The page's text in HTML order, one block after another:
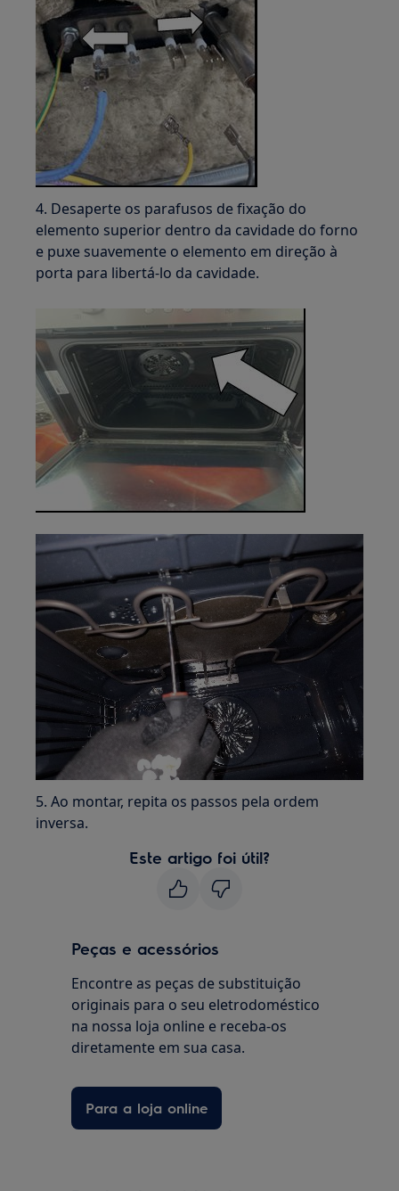
4. Desaperte os parafusos de fixação do
elemento superior dentro da cavidade do forno
e puxe suavemente o elemento em direção à
porta para libertá-lo da cavidade.
5. Ao montar, repita os passos pela ordem
inversa.
Este artigo foi útil?
Peças e acessórios
Encontre as peças de substituição
originais para o seu eletrodoméstico
na nossa loja online e receba-os
diretamente em sua casa.
Para a loja online